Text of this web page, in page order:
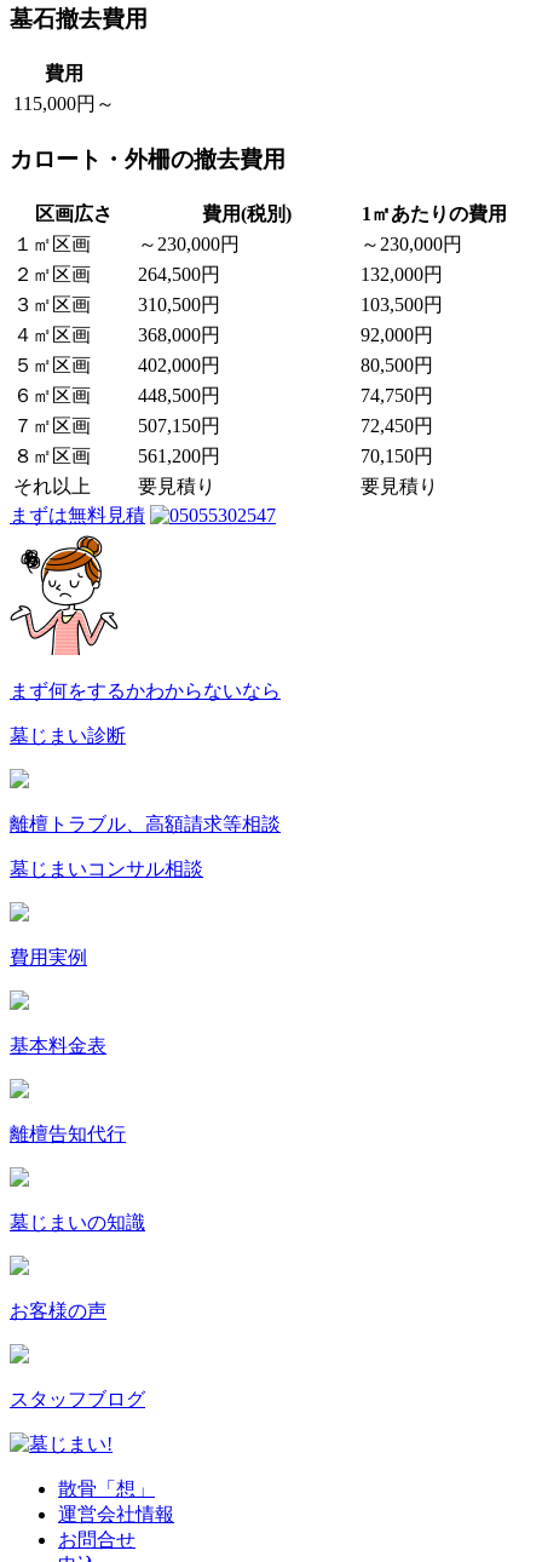
墓石撤去費用
費用
115,000円～
カロート・外柵の撤去費用
区画広さ 費用(税別)
1㎡あたりの費用
１㎡区画
～230,000円
～230,000円
２㎡区画
264,500円
132,000円
３㎡区画
310,500円
103,500円
４㎡区画
368,000円
92,000円
５㎡区画
402,000円
80,500円
６㎡区画
448,500円
74,750円
７㎡区画
507,150円
72,450円
８㎡区画
561,200円
70,150円
それ以上
要見積り
要見積り
まずは無料見積
まず何をするかわからないなら
墓じまい診断
離檀トラブル 、高額請求等相談
墓じまいコンサル相談
費用実例
基本料金表
離檀告知代行
墓じまいの知識
お客様の声
スタッフブログ
散骨「想」
運営会社情報
お問合せ